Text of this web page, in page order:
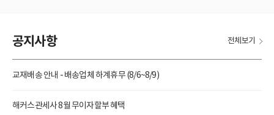
공지사항 전체보기
교재배송 안내 - 배송업체 하계휴무 (8/6~8/9)
해커스관세사 8월 무이자할부 혜택